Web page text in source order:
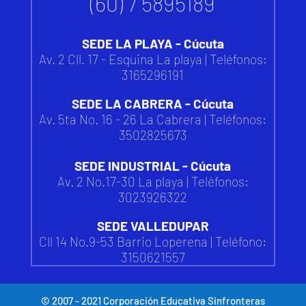
SEDE LA PLAYA - Cúcuta
Av. 2 Cll. 17 - Esquina La playa | Teléfonos:
3165296191
SEDE LA CABRERA - Cúcuta
Av. 5ta No. 16 - 26 La Cabrera | Teléfonos:
3502825673
SEDE INDUSTRIAL - Cúcuta
Av. 2 No.17-30 La playa | Teléfonos:
3023926322
SEDE VALLEDUPAR
Cll 14 No.9-53 Barrio Loperena | Teléfono:
3150621557
© 2007 - 2021 Corporación Educativa Sinfronteras